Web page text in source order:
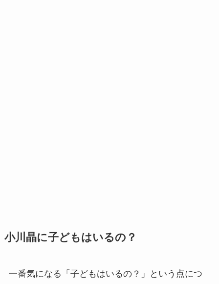
小川晶に子どもはいるの？
一番気になる「子どもはいるの？」という点につ